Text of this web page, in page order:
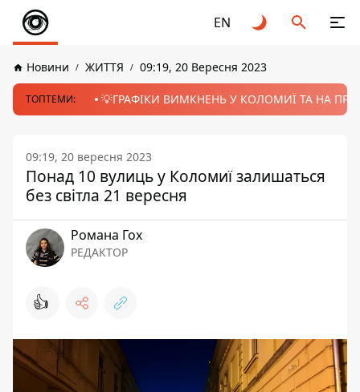
EN
Новини ЖИТТЯ 09:19, 20 Вересня 2023
ТОПТЕМИ: 💡ГРАФІКИ ВИМКНЕНЬ У КОЛОМИЇ ТА НА
09:19, 20 вересня 2023
Понад 10 вулиць у Коломиї залишаться
без світла 21 вересня
Романа Гох
РЕДАКТОР
👍